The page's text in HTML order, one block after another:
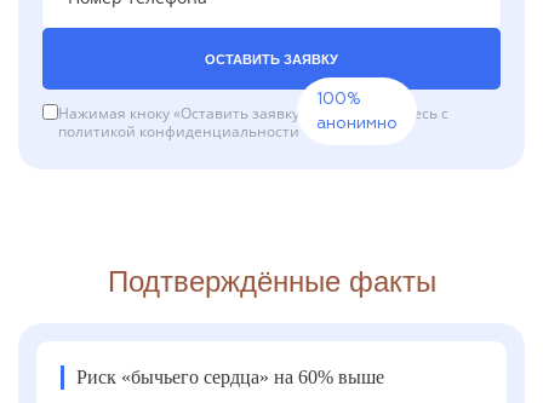
ОСТАВИТЬ ЗАЯВКУ
Нажимая кноку «Оставить заявку», вы соглашаетесь с
политикой конфиденциальности
100%
анонимно
Подтверждённые факты
Риск «бычьего сердца» на 60% выше